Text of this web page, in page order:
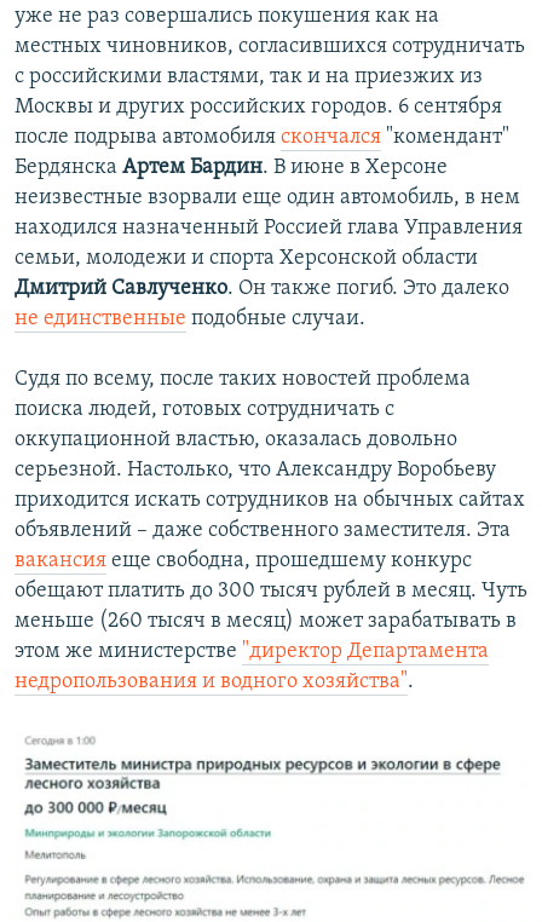
уже не раз совершались покушения как на
местных чиновников, согласившихся сотрудничать
с российскими властями, так и на приезжих из
Москвы и других российских городов. 6 сентября
после подрыва автомобиля скончался "комендант"
Бердянска Артем Бардин. В июне в Херсоне
неизвестные взорвали еще один автомобиль, в нем
находился назначенный Россией глава Управления
семьи, молодежи и спорта Херсонской области
Дмитрий Савлученко. Он также погиб. Это далеко
не единственные подобные случаи.
Судя по всему, после таких новостей проблема
поиска людей, готовых сотрудничать с
оккупационной властью, оказалась довольно
серьезной. Настолько, что Александру Воробьеву
приходится искать сотрудников на обычных сайтах
объявлений – даже собственного заместителя. Эта
вакансия еще свободна, прошедшему конкурс
обещают платить до 300 тысяч рублей в месяц. Чуть
меньше (260 тысяч в месяц) может зарабатывать в
этом же министерстве "директор Департамента
недропользования и водного хозяйства".